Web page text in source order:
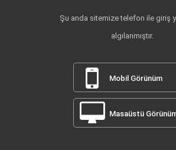
Şu anda sitemize telefon ile giriş
algılanmıştır.
Mobil Görünüm
Masaüstü